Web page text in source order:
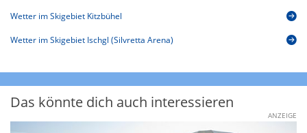
Wetter im Skigebiet Kitzbühel
Wetter im Skigebiet Ischgl (Silvretta Arena)
Das könnte dich auch interessieren
ANZEIGE